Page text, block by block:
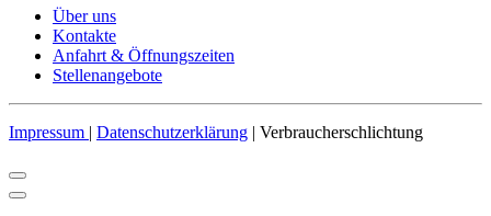
Über uns
Kontakte
Anfahrt & Öffnungszeiten
Stellenangebote
Impressum | Datenschutzerklärung | Verbraucherschlichtung